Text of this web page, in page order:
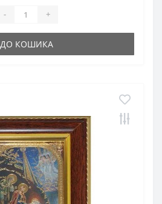
- +
ДО КОШИКА